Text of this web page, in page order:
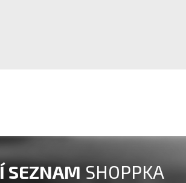
SEZNAM SHOPPKA